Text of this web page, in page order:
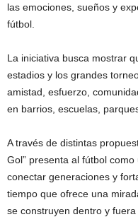
las emociones, sueños y
fútbol.
La iniciativa busca mostrar
estadios y los grandes
amistad, esfuerzo,
en barrios, escuelas,
A través de distintas
Gol” presenta al fútbol
conectar generaciones y
tiempo que ofrece una
se construyen dentro y fuera